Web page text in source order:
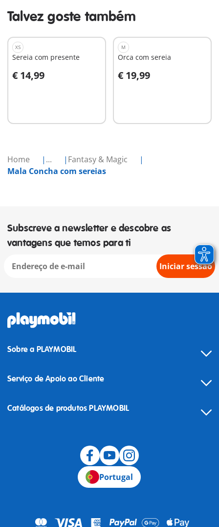
Home ...
Fantasy & Magic
Mala Concha com sereias
Talvez goste também
XS
Sereia com presente
€ 14,99
Ao carrinho
M
Orca com sereia
€ 19,99
Ao carrinho
Subscreve a newsletter e descobre as
vantagens que temos para ti
Iniciar sessão
Sobre a PLAYMOBIL
Serviço de Apoio ao Cliente
Catálogos de produtos PLAYMOBIL
Portugal